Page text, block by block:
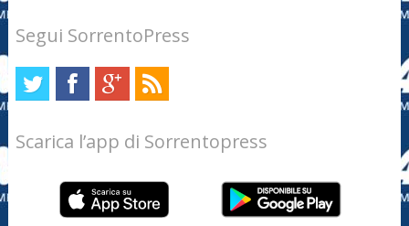
Segui SorrentoPress
Scarica l’app di Sorrentopress